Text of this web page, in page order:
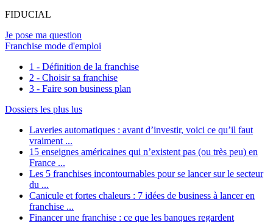
FIDUCIAL
Je pose ma question
Franchise mode d'emploi
1 - Définition de la franchise
2 - Choisir sa franchise
3 - Faire son business plan
Dossiers les plus lus
Laveries automatiques : avant d’investir, voici ce qu’il faut
vraiment ...
15 enseignes américaines qui n’existent pas (ou très peu) en
France ...
Les 5 franchises incontournables pour se lancer sur le secteur
du ...
Canicule et fortes chaleurs : 7 idées de business à lancer en
franchise ...
Financer une franchise : ce que les banques regardent